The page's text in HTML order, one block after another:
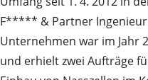
F***** & Partner
Unternehmen war im Jahr
und erhielt zwei Aufträge